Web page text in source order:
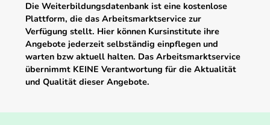
Die Weiterbildungsdatenbank ist eine kostenlose
Plattform, die das Arbeitsmarktservice zur
Verfügung stellt. Hier können Kursinstitute ihre
Angebote jederzeit selbständig einpflegen und
warten bzw aktuell halten. Das Arbeitsmarktservice
übernimmt KEINE Verantwortung für die Aktualität
und Qualität dieser Angebote.